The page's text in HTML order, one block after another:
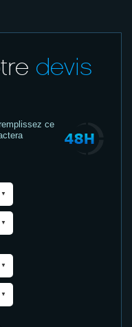
devis
ce